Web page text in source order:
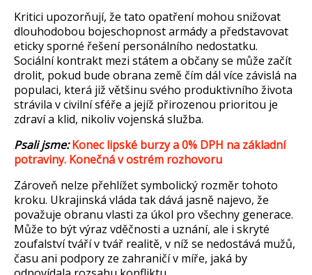
Kritici upozorňují, že tato opatření mohou snižovat
dlouhodobou bojeschopnost armády a představovat
eticky sporné řešení personálního nedostatku.
Sociální kontrakt mezi státem a občany se může začít
drolit, pokud bude obrana země čím dál více závislá na
populaci, která již většinu svého produktivního života
strávila v civilní sféře a jejíž přirozenou prioritou je
zdraví a klid, nikoliv vojenská služba.
Psali jsme:Konec lipské burzy a 0% DPH na základní
potraviny. Konečná v ostrém rozhovoru
Zároveň nelze přehlížet symbolický rozměr tohoto
kroku. Ukrajinská vláda tak dává jasně najevo, že
považuje obranu vlasti za úkol pro všechny generace.
Může to být výraz vděčnosti a uznání, ale i skryté
zoufalství tváří v tvář realitě, v níž se nedostává mužů,
času ani podpory ze zahraničí v míře, jaká by